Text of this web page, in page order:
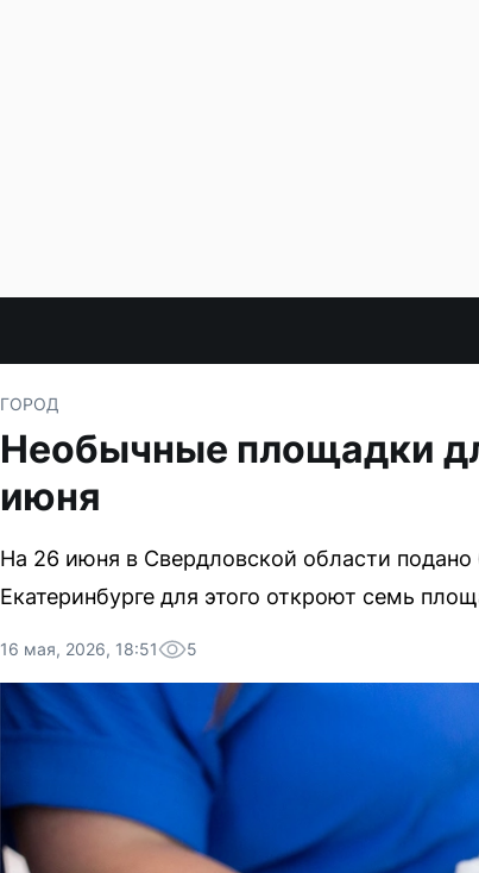
ГОРОД
Необычные площадки
июня
На 26 июня в Свердловской области
Екатеринбурге для этого откроют семь
16 мая, 2026, 18:51 5